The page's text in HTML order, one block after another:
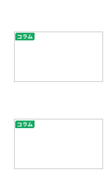
コラム
コラム